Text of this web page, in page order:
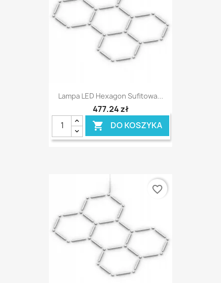
Lampa LED Hexagon Sufitowa...
477,24 zł
 DO KOSZYKA
favorite_border